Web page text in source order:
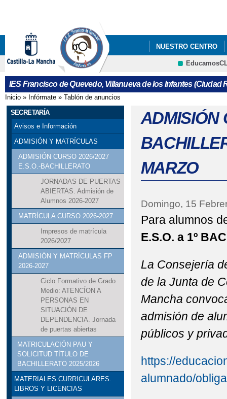
NUESTRO CENTRO
ERASMUS+
REUNIONES CON
Cultura
IES Francisco de Quevedo, Villanueva de los Infantes (Ciudad
Se encuentra usted aquí
Inicio » Infórmate » Tablón de anuncios
SECRETARÍA
Avisos e Información
ADMISIÓN Y MATRÍCULAS
ADMISIÓN CURSO 2026/2027
E.S.O.-BACHILLERATO
JORNADAS DE PUERTAS
ABIERTAS. Admisión de
Alumnos 2026-2027
MATRÍCULA CURSO 2026-2027
Impresos de matrícula
2026/2027
ADMISIÓN Y MATRÍCULAS FP
2026-2027
Ciclo Formativo de Grado
Medio: ATENCÍON A
PERSONAS EN
SITUACIÓN DE
DEPENDENCIA. Jornada
de puertas abiertas
MATRICULACIÓN PAU Y
SOLICITUD TÍTULO DE
BACHILLERATO 2025/2026
MATERIALES CURRICULARES.
LIBROS Y LICENCIAS
ADMISIÓN
MARZO
Domingo, 15
Para alumnos
E.S.O. a 1º
La Consejería
de la Junta de
Mancha
admisión de
públicos y
https://
alumnado/